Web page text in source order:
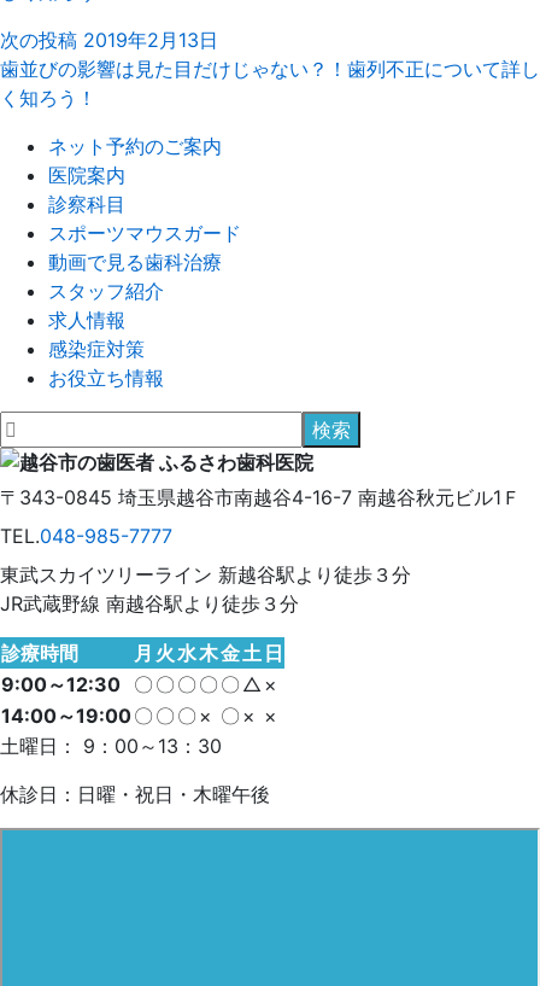
次の投稿 2019年2月13日
歯並びの影響は見た目だけじゃない？！歯列不正について詳し
く知ろう！
ネット予約のご案内
医院案内
診察科目
スポーツマウスガード
動画で見る歯科治療
スタッフ紹介
求人情報
感染症対策
お役立ち情報
〒343-0845 埼玉県越谷市南越谷4-16-7 南越谷秋元ビル1Ｆ
TEL.048-985-7777
東武スカイツリーライン 新越谷駅より徒歩３分
JR武蔵野線 南越谷駅より徒歩３分
診療時間 月 火水木金土 日
9:00～12:30 〇 〇 〇 〇 〇 △ ×
14:00～19:00〇 〇 〇 × 〇 × ×
土曜日： 9：00～13：30
休診日：日曜・祝日・木曜午後